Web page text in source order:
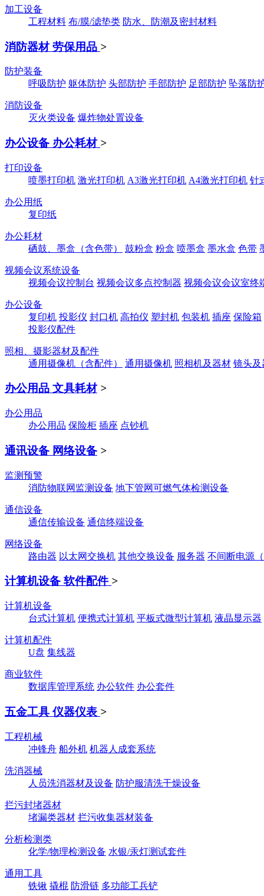
加工设备
工程材料 布/膜/滤垫类 防水、防潮及密封材料
消防器材 劳保用品 >
防护装备
呼吸防护 躯体防护 头部防护 手部防护 足部防护 坠落防
消防设备
灭火类设备 爆炸物处置设备
办公设备 办公耗材 >
打印设备
喷墨打印机 激光打印机 A3激光打印机 A4激光打印机 针
办公用纸
复印纸
办公耗材
硒鼓、墨盒（含色带）
鼓粉盒 粉盒 喷墨盒 墨水盒 色带
视频会议系统设备
视频会议控制台 视频会议多点控制器 视频会议会议室终
办公设备
复印机 投影仪 封口机 高拍仪 塑封机 包装机 插座 保险箱
投影仪配件
照相、摄影器材及配件
通用摄像机（含配件）
通用摄像机 照相机及器材 镜头及
办公用品 文具耗材 >
办公用品
办公用品 保险柜 插座 点钞机
通讯设备 网络设备 >
监测预警
消防物联网监测设备 地下管网可燃气体检测设备
通信设备
通信传输设备 通信终端设备
网络设备
路由器 以太网交换机 其他交换设备 服务器 不间断电源
计算机设备 软件配件 >
计算机设备
台式计算机 便携式计算机 平板式微型计算机 液晶显示器
计算机配件
U盘 集线器
商业软件
数据库管理系统 办公软件 办公套件
五金工具 仪器仪表 >
工程机械
冲锋舟 船外机 机器人成套系统
洗消器械
人员洗消器材及设备 防护服清洗干燥设备
拦污封堵器材
堵漏类器材 拦污收集器材装备
分析检测类
化学/物理检测设备 水银/汞灯测试套件
通用工具
铁锹 撬棍 防滑链 多功能工兵铲